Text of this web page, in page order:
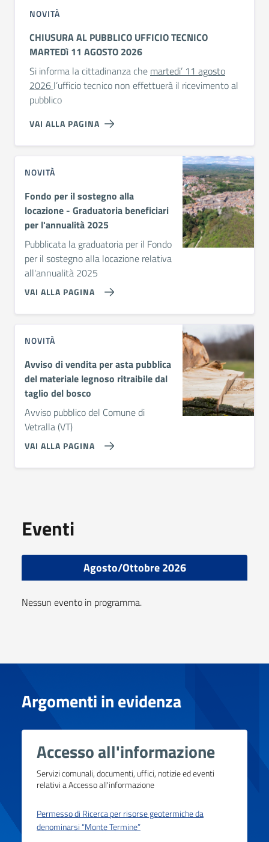
NOVITÀ
CHIUSURA AL PUBBLICO UFFICIO TECNICO
MARTEDì 11 AGOSTO 2026
Si informa la cittadinanza che martedi’ 11 agosto
2026 l’ufficio tecnico non effettuerà il ricevimento al
pubblico
VAI ALLA PAGINA
NOVITÀ
Fondo per il sostegno alla
locazione - Graduatoria beneficiari
per l'annualità 2025
Pubblicata la graduatoria per il Fondo
per il sostegno alla locazione relativa
all'annualità 2025
VAI ALLA PAGINA
NOVITÀ
Avviso di vendita per asta pubblica
del materiale legnoso ritraibile dal
taglio del bosco
Avviso pubblico del Comune di
Vetralla (VT)
VAI ALLA PAGINA
Eventi
Agosto/Ottobre 2026
Nessun evento in programma.
Argomenti in evidenza
Accesso all'informazione
Servizi comunali, documenti, uffici, notizie ed eventi
relativi a Accesso all'informazione
Permesso di Ricerca per risorse geotermiche da
denominarsi “Monte Termine”